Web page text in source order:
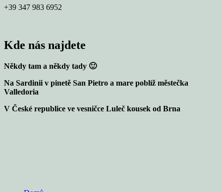
+39 347 983 6952
Kde nás najdete
Někdy tam a někdy tady 🙂
Na Sardinii v pinetě San Pietro a mare poblíž městečka
Valledoria
V České republice ve vesničce Luleč kousek od Brna